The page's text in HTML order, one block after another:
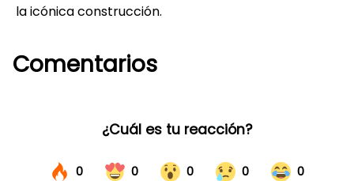
la icónica construcción.
Comentarios